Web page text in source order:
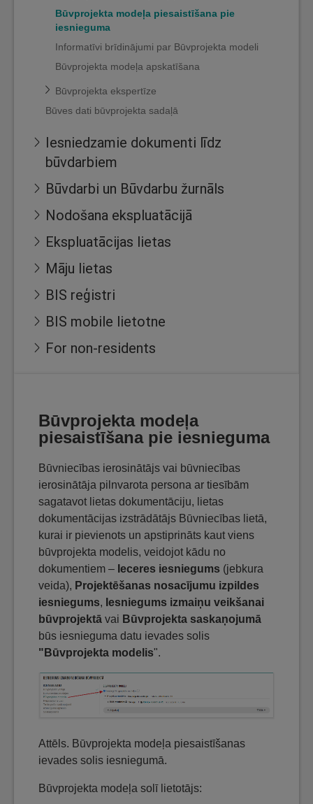
Būvprojekta modeļa piesaistīšana pie
iesnieguma
Informatīvi brīdinājumi par Būvprojekta modeli
Būvprojekta modeļa apskatīšana
Būvprojekta ekspertīze
Būves dati būvprojekta sadaļā
Iesniedzamie dokumenti līdz
būvdarbiem
Būvdarbi un Būvdarbu žurnāls
Nodošana ekspluatācijā
Ekspluatācijas lietas
Māju lietas
BIS reģistri
BIS mobile lietotne
For non-residents
Būvprojekta modeļa
piesaistīšana pie iesnieguma
Būvniecības ierosinātājs vai būvniecības
ierosinātāja pilnvarota persona ar tiesībām
sagatavot lietas dokumentāciju, lietas
dokumentācijas izstrādātājs Būvniecības lietā,
kurai ir pievienots un apstiprināts kaut viens
būvprojekta modelis, veidojot kādu no
dokumentiem – Ieceres iesniegums (jebkura
veida), Projektēšanas nosacījumu izpildes
iesniegums, Iesniegums izmaiņu veikšanai
būvprojektā vai Būvprojekta saskaņojumā
būs iesnieguma datu ievades solis
"Būvprojekta modelis".
Attēls. Būvprojekta modeļa piesaistīšanas
ievades solis iesniegumā.
Būvprojekta modeļa solī lietotājs: